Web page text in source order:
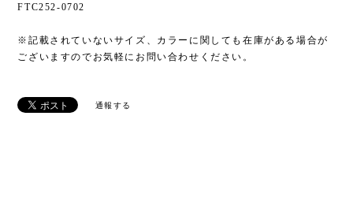
FTC252-0702
※記載されていないサイズ、カラーに関しても在庫がある場合が
ございますのでお気軽にお問い合わせください。
通報する